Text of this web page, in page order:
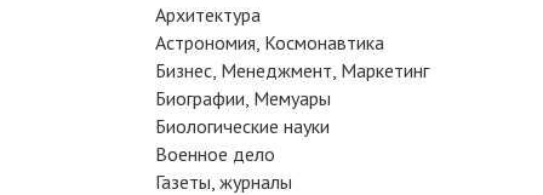
Архитектура
Астрономия, Космонавтика
Бизнес, Менеджмент, Маркетинг
Биографии, Мемуары
Биологические науки
Военное дело
Газеты, журналы